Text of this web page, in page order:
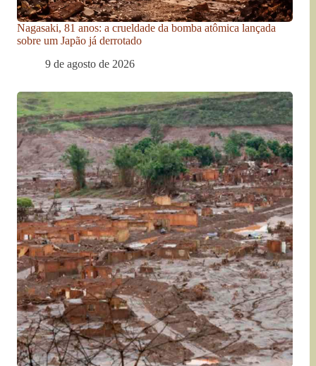
Nagasaki, 81 anos: a crueldade da bomba atômica lançada
sobre um Japão já derrotado
9 de agosto de 2026